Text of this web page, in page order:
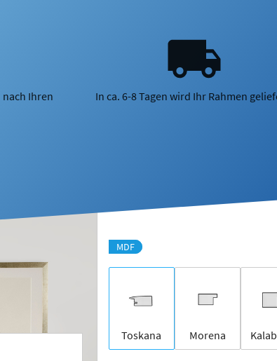
Ihren
In ca. 6-8 Tagen wird Ihr Rahmen
MDF
Toskana Morena